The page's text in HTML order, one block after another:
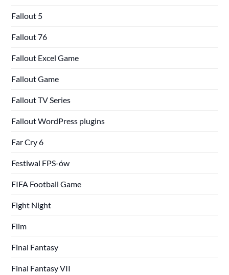
Fallout 5
Fallout 76
Fallout Excel Game
Fallout Game
Fallout TV Series
Fallout WordPress plugins
Far Cry 6
Festiwal FPS-ów
FIFA Football Game
Fight Night
Film
Final Fantasy
Final Fantasy VII